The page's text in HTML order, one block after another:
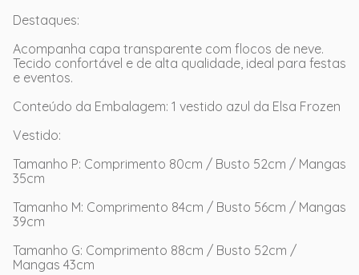
Destaques:
Acompanha capa transparente com flocos de neve.
Tecido confortável e de alta qualidade, ideal para festas
e eventos.
Conteúdo da Embalagem: 1 vestido azul da Elsa Frozen
Vestido:
Tamanho P: Comprimento 80cm / Busto 52cm / Mangas
35cm
Tamanho M: Comprimento 84cm / Busto 56cm / Mangas
39cm
Tamanho G: Comprimento 88cm / Busto 52cm /
Mangas 43cm